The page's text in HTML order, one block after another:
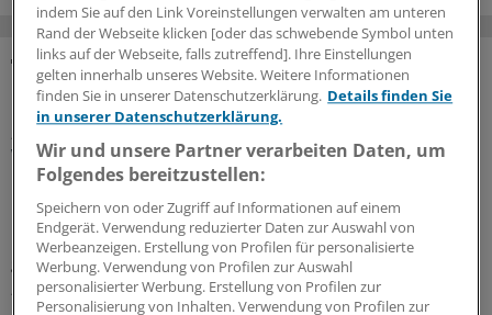
MEHR ZUM THEMA
„ÄrzteTag“-Podcast
Was brauchen Menschen mit Behinderung, damit
ihre Behandlung gelingt, Dr. Schwabl?
Der Arztbesuch ist für viele Menschen mit Behinderung
mit Angst und Stress verbunden – so dass sie ihn, wo es
geht, vermeiden.Dr. Janina Schwablerklärt im
„ÄrzteTag“-Podcast, warum diese Ängste so groß sind
und was Ärztinnen und Ärzte tun können.
indem Sie auf den Link Voreinstellungen verwalten am unteren
Rand der Webseite klicken [oder das schwebende Symbol unten
links auf der Webseite, falls zutreffend]. Ihre Einstellungen
gelten innerhalb unseres Website. Weitere Informationen
finden Sie in unserer Datenschutzerklärung. Details finden Sie
in unserer Datenschutzerklärung.
Wir und unsere Partner verarbeiten Daten, um
Folgendes bereitzustellen:
Speichern von oder Zugriff auf Informationen auf einem
Endgerät. Verwendung reduzierter Daten zur Auswahl von
Werbeanzeigen. Erstellung von Profilen für personalisierte
Werbung. Verwendung von Profilen zur Auswahl
personalisierter Werbung. Erstellung von Profilen zur
Personalisierung von Inhalten. Verwendung von Profilen zur